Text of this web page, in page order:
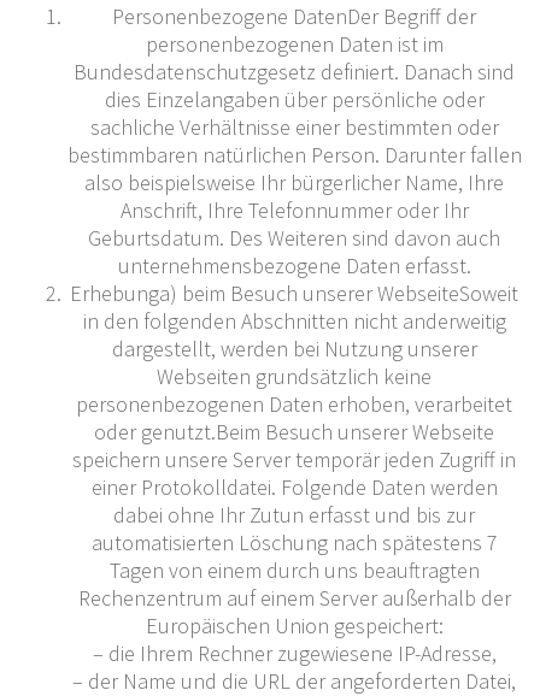
Personenbezogene DatenDer Begriff der
personenbezogenen Daten ist im
Bundesdatenschutzgesetz definiert. Danach sind
dies Einzelangaben über persönliche oder
sachliche Verhältnisse einer bestimmten oder
bestimmbaren natürlichen Person. Darunter fallen
also beispielsweise Ihr bürgerlicher Name, Ihre
Anschrift, Ihre Telefonnummer oder Ihr
Geburtsdatum. Des Weiteren sind davon auch
unternehmensbezogene Daten erfasst.
Erhebunga) beim Besuch unserer WebseiteSoweit
in den folgenden Abschnitten nicht anderweitig
dargestellt, werden bei Nutzung unserer
Webseiten grundsätzlich keine
personenbezogenen Daten erhoben, verarbeitet
oder genutzt.Beim Besuch unserer Webseite
speichern unsere Server temporär jeden Zugriff in
einer Protokolldatei. Folgende Daten werden
dabei ohne Ihr Zutun erfasst und bis zur
automatisierten Löschung nach spätestens 7
Tagen von einem durch uns beauftragten
Rechenzentrum auf einem Server außerhalb der
Europäischen Union gespeichert:
– die Ihrem Rechner zugewiesene IP-Adresse,
– der Name und die URL der angeforderten Datei,